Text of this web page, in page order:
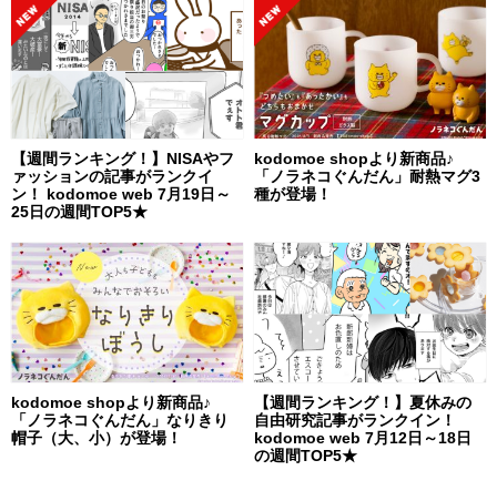
【週間ランキング！】NISAやフ
ァッションの記事がランクイ
ン！ kodomoe web 7月19日～
25日の週間TOP5★
kodomoe shopより新商品♪
「ノラネコぐんだん」耐熱マグ3
種が登場！
kodomoe shopより新商品♪
「ノラネコぐんだん」なりきり
帽子（大、小）が登場！
【週間ランキング！】夏休みの
自由研究記事がランクイン！
kodomoe web 7月12日～18日
の週間TOP5★